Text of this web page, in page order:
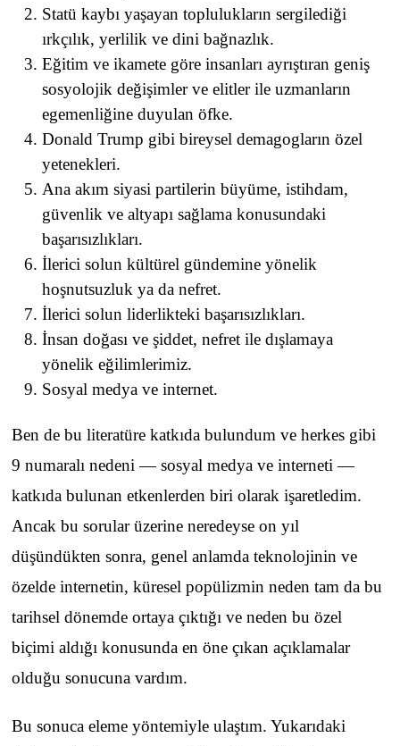
Statü kaybı yaşayan toplulukların sergilediği
ırkçılık, yerlilik ve dini bağnazlık.
Eğitim ve ikamete göre insanları ayrıştıran geniş
sosyolojik değişimler ve elitler ile uzmanların
egemenliğine duyulan öfke.
Donald Trump gibi bireysel demagogların özel
yetenekleri.
Ana akım siyasi partilerin büyüme, istihdam,
güvenlik ve altyapı sağlama konusundaki
başarısızlıkları.
İlerici solun kültürel gündemine yönelik
hoşnutsuzluk ya da nefret.
İlerici solun liderlikteki başarısızlıkları.
İnsan doğası ve şiddet, nefret ile dışlamaya
yönelik eğilimlerimiz.
Sosyal medya ve internet.
Ben de bu literatüre katkıda bulundum ve herkes gibi
9 numaralı nedeni — sosyal medya ve interneti —
katkıda bulunan etkenlerden biri olarak işaretledim.
Ancak bu sorular üzerine neredeyse on yıl
düşündükten sonra, genel anlamda teknolojinin ve
özelde internetin, küresel popülizmin neden tam da bu
tarihsel dönemde ortaya çıktığı ve neden bu özel
biçimi aldığı konusunda en öne çıkan açıklamalar
olduğu sonucuna vardım.
Bu sonuca eleme yöntemiyle ulaştım. Yukarıdaki